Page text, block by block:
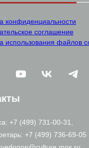
+7 (499) 731-00-31,
+7 (499) 736-69-05
конфиденциальности
соглашение
использования файлов